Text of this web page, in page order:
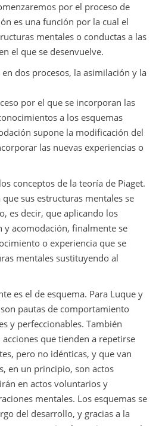
por el proceso de
es una función por la cual el
mentales o conductas a las
el que se desenvuelve.
dos procesos, la asimilación y la
por el que se incorporan las
a los esquemas
supone la modificación del
las nuevas experiencias o
conceptos de la teoría de Piaget.
sus estructuras mentales se
es decir, que aplicando los
y acomodación, finalmente se
o experiencia que se
mentales sustituyendo al
es el de esquema. Para Luque y
pautas de comportamiento
y perfeccionables. También
que tienden a repetirse
pero no idénticas, y que van
en un principio, son actos
en actos voluntarios y
mentales. Los esquemas se
del desarrollo, y gracias a la